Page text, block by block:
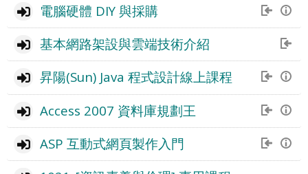
電腦硬體 DIY 與採購
基本網路架設與雲端技術介紹
昇陽(Sun) Java 程式設計線上課程
Access 2007 資料庫規劃王
ASP 互動式網頁製作入門